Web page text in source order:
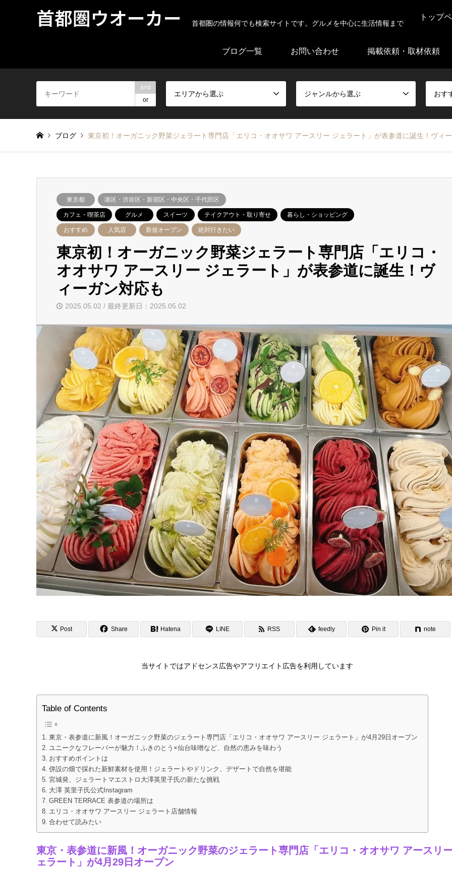
首都圏ウオーカー 首都圏の情報何でも検索サイトです。グルメを中心に生活情報まで
トップ
ブログ一覧 お問い合わせ 掲載依頼・取材依頼
and
or
エリアから選ぶ ジャンルから選ぶ おす
ブログ 東京初！オーガニック野菜ジェラート専門店「エリコ・オオサワ アースリー ジェラート」が表参道に誕生！ヴィ
東京都 港区・渋谷区・新宿区・中央区・千代田区
カフェ・喫茶店 グルメ スイーツ テイクアウト・取り寄せ 暮らし・ショッピング
おすすめ 人気店 新規オープン 絶対行きたい
東京初！オーガニック野菜ジェラート専門店「エリコ・
オオサワ アースリー ジェラート」が表参道に誕生！ヴ
ィーガン対応も
2025.05.02 / 最終更新日：2025.05.02
Post Share Hatena LINE RSS feedly Pin it note
当サイトではアドセンス広告やアフリエイト広告を利用しています
Table of Contents
東京・表参道に新風！オーガニック野菜のジェラート専門店「エリコ・オオサワ アースリー ジェラート」が4月29日オープン
ユニークなフレーバーが魅力！ふきのとう×仙台味噌など、自然の恵みを味わう
おすすめポイントは
併設の畑で採れた新鮮素材を使用！ジェラートやドリンク、デザートで自然を堪能
宮城発、ジェラートマエストロ大澤英里子氏の新たな挑戦
大澤 英里子氏公式Instagram
GREEN TERRACE 表参道の場所は
エリコ・オオサワ アースリー ジェラート店舗情報
合わせて読みたい
東京・表参道に新風！オーガニック野菜のジェラート専門店「エリコ・オオサワ アースリ
ェラート」が4月29日オープン